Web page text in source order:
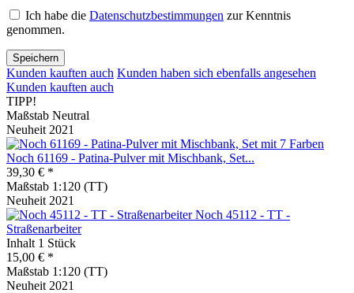
Ich habe die Datenschutzbestimmungen zur Kenntnis
genommen.
Speichern
Kunden kauften auch Kunden haben sich ebenfalls angesehen
Kunden kauften auch
TIPP!
Maßstab Neutral
Neuheit 2021
Noch 61169 - Patina-Pulver mit Mischbank, Set...
39,30 € *
Maßstab 1:120 (TT)
Neuheit 2021
Noch 45112 - TT -
Straßenarbeiter
Inhalt 1 Stück
15,00 € *
Maßstab 1:120 (TT)
Neuheit 2021